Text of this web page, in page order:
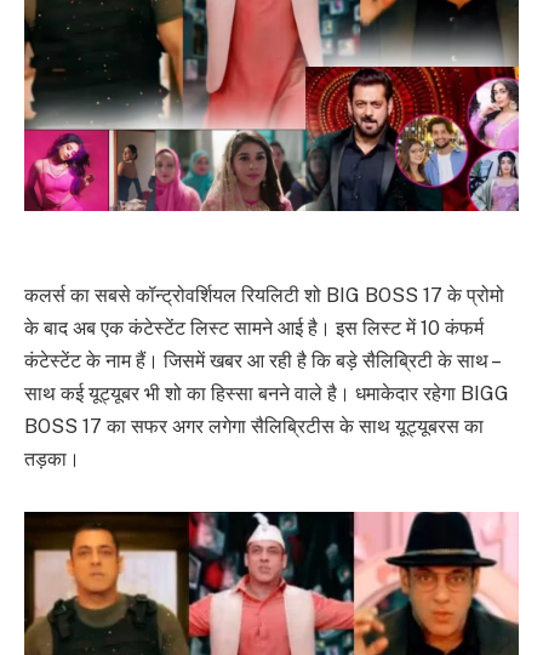
कलर्स का सबसे कॉन्ट्रोवर्शियल रियलिटी शो BIG BOSS 17 के प्रोमो
के बाद अब एक कंटेस्टेंट लिस्ट सामने आई है। इस लिस्ट में 10 कंफर्म
कंटेस्टेंट के नाम हैं। जिसमें खबर आ रही है कि बड़े सैलिब्रिटी के साथ –
साथ कई यूट्यूबर भी शो का हिस्सा बनने वाले है। धमाकेदार रहेगा BIGG
BOSS 17 का सफर अगर लगेगा सैलिब्रिटीस के साथ यूट्यूबरस का
तड़का।